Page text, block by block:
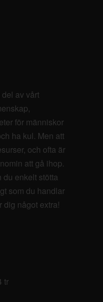
av vårt
för människor
ha kul. Men att
och ofta är
att gå ihop.
enkelt stötta
som du handlar
dig något extra!
tr